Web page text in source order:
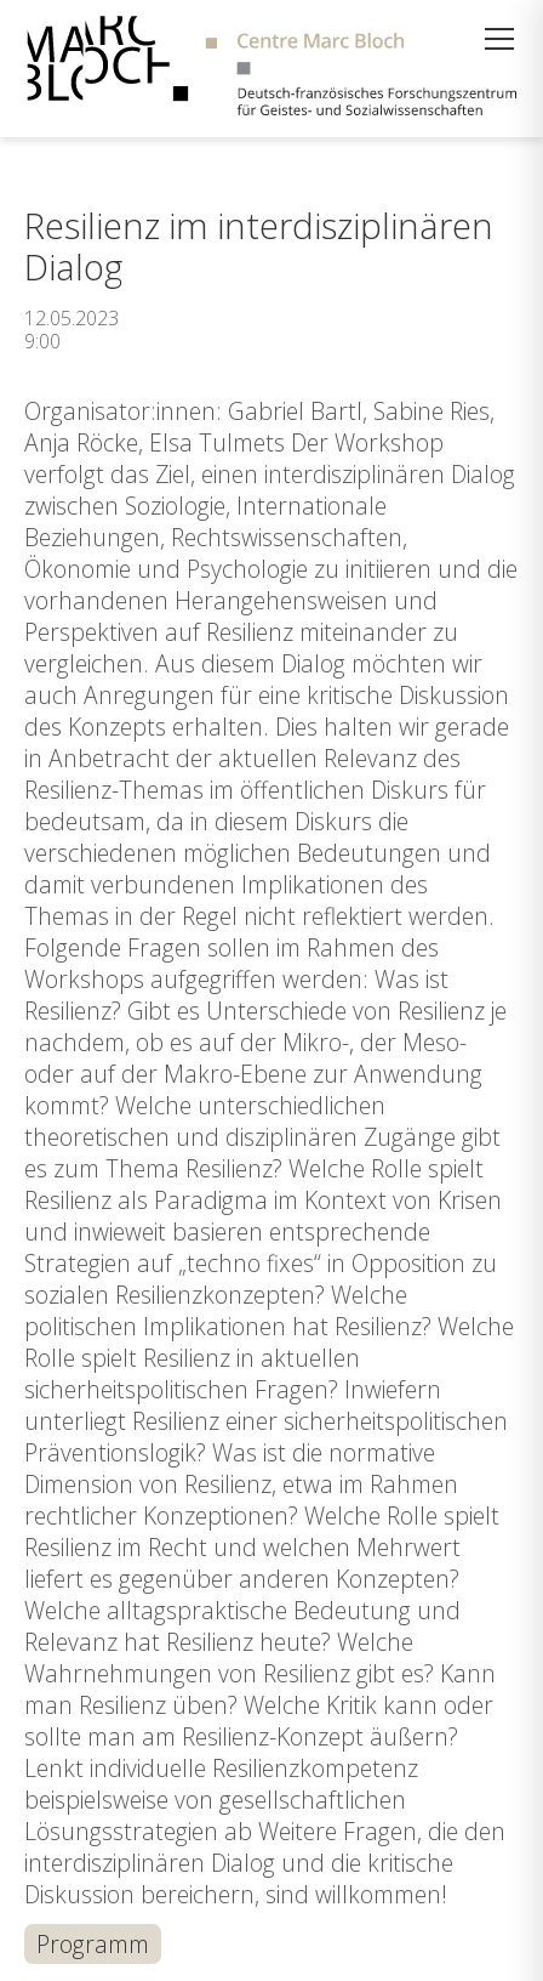
Resilienz im interdisziplinären
Dialog
12.05.2023
9:00
Organisator:innen: Gabriel Bartl, Sabine Ries,
Anja Röcke, Elsa Tulmets Der Workshop
verfolgt das Ziel, einen interdisziplinären Dialog
zwischen Soziologie, Internationale
Beziehungen, Rechtswissenschaften,
Ökonomie und Psychologie zu initiieren und die
vorhandenen Herangehensweisen und
Perspektiven auf Resilienz miteinander zu
vergleichen. Aus diesem Dialog möchten wir
auch Anregungen für eine kritische Diskussion
des Konzepts erhalten. Dies halten wir gerade
in Anbetracht der aktuellen Relevanz des
Resilienz-Themas im öffentlichen Diskurs für
bedeutsam, da in diesem Diskurs die
verschiedenen möglichen Bedeutungen und
damit verbundenen Implikationen des
Themas in der Regel nicht reflektiert werden.
Folgende Fragen sollen im Rahmen des
Workshops aufgegriffen werden: Was ist
Resilienz? Gibt es Unterschiede von Resilienz je
nachdem, ob es auf der Mikro-, der Meso-
oder auf der Makro-Ebene zur Anwendung
kommt? Welche unterschiedlichen
theoretischen und disziplinären Zugänge gibt
es zum Thema Resilienz? Welche Rolle spielt
Resilienz als Paradigma im Kontext von Krisen
und inwieweit basieren entsprechende
Strategien auf „techno fixes“ in Opposition zu
sozialen Resilienzkonzepten? Welche
politischen Implikationen hat Resilienz? Welche
Rolle spielt Resilienz in aktuellen
sicherheitspolitischen Fragen? Inwiefern
unterliegt Resilienz einer sicherheitspolitischen
Präventionslogik? Was ist die normative
Dimension von Resilienz, etwa im Rahmen
rechtlicher Konzeptionen? Welche Rolle spielt
Resilienz im Recht und welchen Mehrwert
liefert es gegenüber anderen Konzepten?
Welche alltagspraktische Bedeutung und
Relevanz hat Resilienz heute? Welche
Wahrnehmungen von Resilienz gibt es? Kann
man Resilienz üben? Welche Kritik kann oder
sollte man am Resilienz-Konzept äußern?
Lenkt individuelle Resilienzkompetenz
beispielsweise von gesellschaftlichen
Lösungsstrategien ab Weitere Fragen, die den
interdisziplinären Dialog und die kritische
Diskussion bereichern, sind willkommen!
Programm